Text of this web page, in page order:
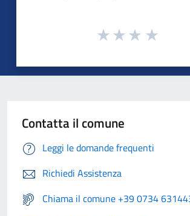
Contatta il comune
Leggi le domande frequenti
Richiedi Assistenza
Chiama il comune +39 0734